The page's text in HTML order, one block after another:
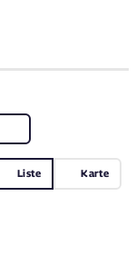
Liste Karte